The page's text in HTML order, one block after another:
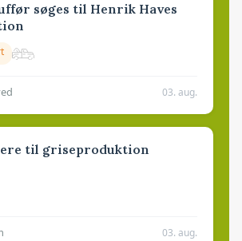
søges til Henrik Haves
03. aug.
til griseproduktion
03. aug.